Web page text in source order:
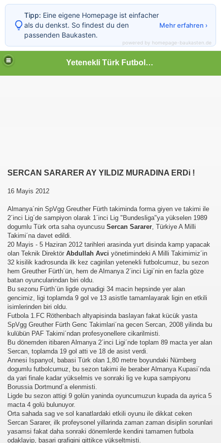
Yetenekli Türk Futbolcular
SERCAN SARARER AY YILDIZ MURADINA ERDi !
16 Mayis 2012
Almanya´nin SpVgg Greuther Fürth takiminda forma giyen ve takimi ile
2´inci Lig´de sampiyon olarak 1´inci Lig "Bundesliga"ya yükselen 1989
dogumlu Türk orta saha oyuncusu Sercan Sararer, Türkiye A Milli
Takimi´na davet edildi.
20 Mayis - 5 Haziran 2012 tarihleri arasinda yurt disinda kamp yapacak
olan Teknik Direktör Abdullah Avci yönetimindeki A Milli Takimimiz´in
32 kisilik kadrosunda ilk kez cagirilan yetenekli futbolcumuz, bu sezon
hem Greuther Fürth´ün, hem de Almanya 2´inci Ligi´nin en fazla göze
batan oyuncularindan biri oldu.
Bu sezonu Fürth´ün ligde oynadigi 34 macin hepsinde yer alan
gencimiz, ligi toplamda 9 gol ve 13 asistle tamamlayarak ligin en etkili
isimlerinden biri oldu.
Futbola 1.FC Röthenbach altyapisinda baslayan fakat kücük yasta
SpVgg Greuther Fürth Genc Takimlari´na gecen Sercan, 2008 yilinda bu
kulübün PAF Takimi´ndan profesyonellere cikarilmisti.
Bu dönemden itibaren Almanya 2´inci Ligi´nde toplam 89 macta yer alan
Sercan, toplamda 19 gol atti ve 18 de asist verdi.
Annesi Ispanyol, babasi Türk olan 1,80 metre boyundaki Nürnberg
dogumlu futbolcumuz, bu sezon takimi ile beraber Almanya Kupasi´nda
da yari finale kadar yükselmis ve sonraki lig ve kupa sampiyonu
Borussia Dortmund´a elenmisti.
Ligde bu sezon attigi 9 golün yaninda oyuncumuzun kupada da ayrica 5
macta 4 golü bulunuyor.
Orta sahada sag ve sol kanatlardaki etkili oyunu ile dikkat ceken
Sercan Sararer, ilk profeysonel yillarinda zaman zaman disiplin sorunlari
yasamsi fakat daha sonraki dönemlerde kendini tamamen futbola
odaklayip, basari grafigini gittikce yükseltmisti.
Tipp: Eine eigene Homepage ist einfacher
als du denkst. So findest du den
passenden Baukasten.
Mehr erfahren ›
powered by homepage-baukasten.de